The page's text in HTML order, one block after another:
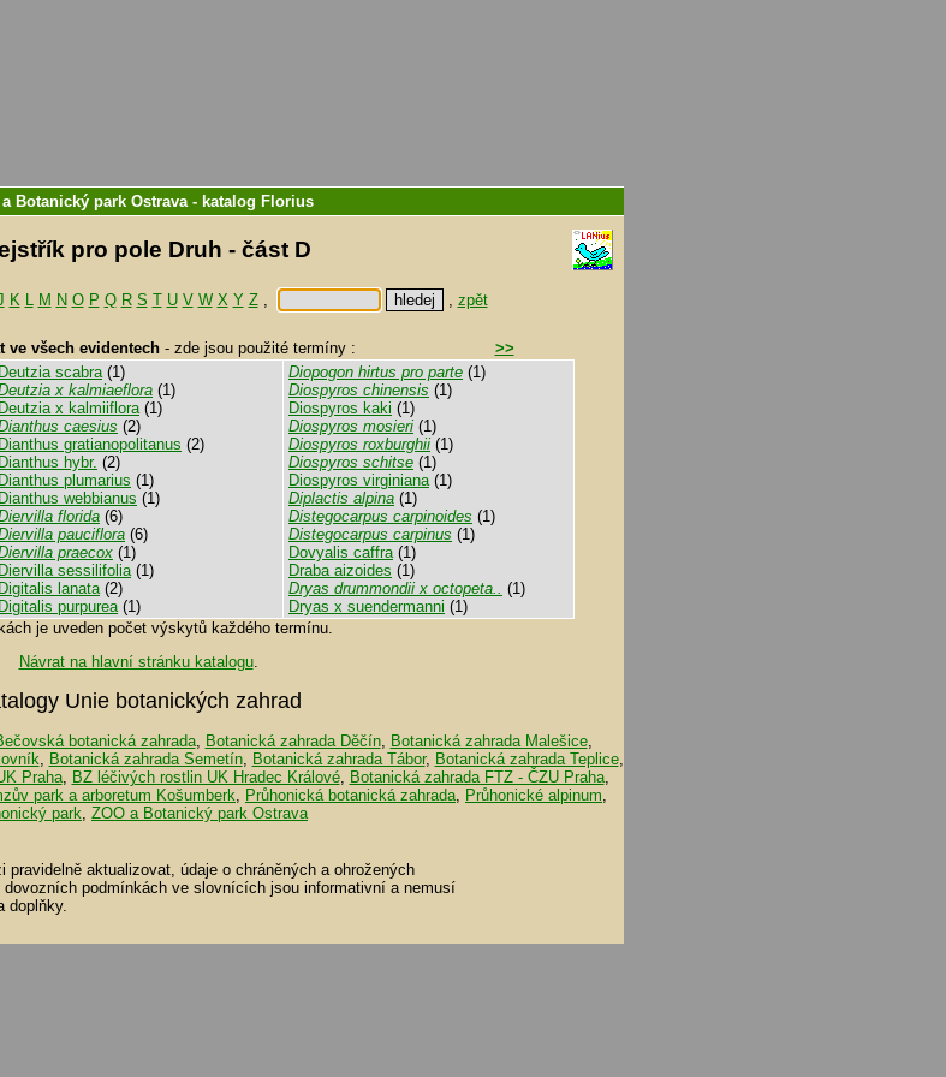
a Botanický park Ostrava- katalog Florius
pro pole Druh - část D
K L M N O P Q R S T U V W X Y Z, , zpět
ve všech evidentech- zde jsou použité termíny :
>>
Deutzia scabra(1)
x kalmiaeflora (1)
Deutzia x kalmiiflora(1)
caesius (2)
Dianthus gratianopolitanus (2)
Dianthus hybr. (2)
Dianthus plumarius (1)
Dianthus webbianus (1)
florida (6)
pauciflora (6)
praecox (1)
Diervilla sessilifolia(1)
Digitalis lanata(2)
Digitalis purpurea(1)
Diopogon hirtus pro parte (1)
Diospyros chinensis (1)
Diospyros kaki (1)
Diospyros mosieri (1)
Diospyros roxburghii (1)
Diospyros schitse (1)
Diospyros virginiana(1)
Diplactis alpina (1)
Distegocarpus carpinoides (1)
Distegocarpus carpinus (1)
Dovyalis caffra(1)
Draba aizoides (1)
Dryas drummondii x octopeta.. (1)
Dryas x suendermanni (1)
je uveden počet výskytů každého termínu.
Návrat na hlavní stránku katalogu.
Unie botanických zahrad
botanická zahrada, Botanická zahrada Děčín, Botanická zahrada Malešice,
Botanická zahrada Semetín, Botanická zahrada Tábor, Botanická zahrada Teplice,
Praha, BZ léčivých rostlin UK Hradec Králové, Botanická zahrada FTZ - ČZU Praha,
park a arboretum Košumberk Průhonická botanická zahrada Průhonické alpinum
park ZOO a Botanický park Ostrava
aktualizovat, údaje o chráněných a ohrožených
podmínkách ve slovnících jsou informativní a nemusí
doplňky.